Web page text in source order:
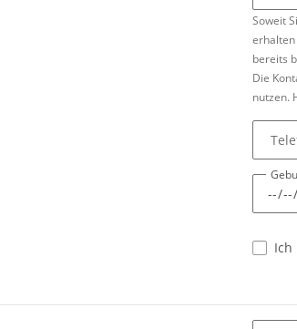
Soweit
erhalten
bereits
Die
nutzen.
Ich